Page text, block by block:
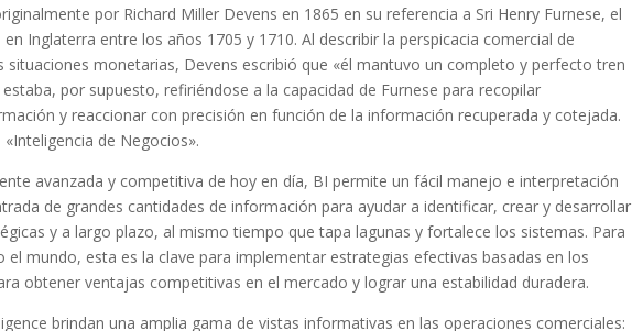
por Richard Miller Devens en 1865 en su referencia a Sri Henry Furnese, el
Inglaterra entre los años 1705 y 1710. Al describir la perspicacia comercial de
situaciones monetarias, Devens escribió que «él mantuvo un completo y perfecto tren
por supuesto, refiriéndose a la capacidad de Furnese para recopilar
y reaccionar con precisión en función de la información recuperada y cotejada.
de Negocios».
avanzada y competitiva de hoy en día, BI permite un fácil manejo e interpretación
de grandes cantidades de información para ayudar a identificar, crear y desarrollar
y a largo plazo, al mismo tiempo que tapa lagunas y fortalece los sistemas. Para
mundo, esta es la clave para implementar estrategias efectivas basadas en los
obtener ventajas competitivas en el mercado y lograr una estabilidad duradera.
brindan una amplia gama de vistas informativas en las operaciones comerciales: